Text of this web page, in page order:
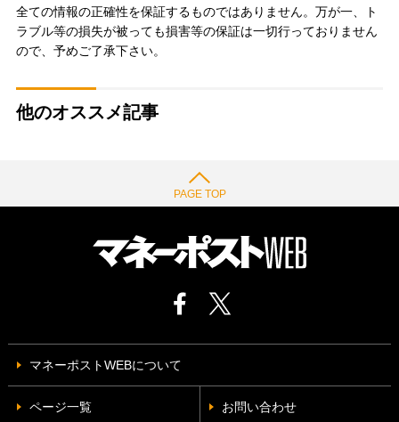
全ての情報の正確性を保証するものではありません。万が一、ト
ラブル等の損失が被っても損害等の保証は一切行っておりません
ので、予めご了承下さい。
他のオススメ記事
PAGE TOP
マネーポストWEBについて
ページ一覧 お問い合わせ